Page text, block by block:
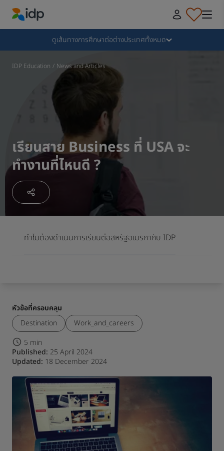
IDP Education
ดูเส้นทางการศึกษาต่อต่างประเทศทั้งหมด
ทำไมต้องไปเรียนต่อต่างประเทศกับ IDP
เลือกเรียนต่อต่างประเทศกับสถาบันและหลักสูตรที่ใช่​
ขั้นตอนการยื่นใบสมัครเรียนต่อต่างประเทศ
ขั้นตอนหลังจากได้รับใบตอบรับ
เตรียมความพร้อมก่อนบิน
Collapse
IDP Education / News and Articles
เรียนสาย Business ที่ USA จะ
ทำงานที่ไหนดี ?
ทำไมต้องดำเนินการเรียนต่อสหรัฐอเมริกากับ IDP
หัวข้อที่ครอบคลุม
Destination
Work_and_careers
5 min
Published: 25 April 2024
Updated: 18 December 2024